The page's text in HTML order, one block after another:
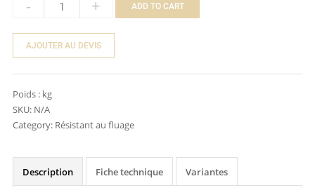
- + ADD TO CART
AJOUTER AU DEVIS
Poids : kg
SKU: N/A
Category: Résistant au fluage
Description Fiche technique Variantes